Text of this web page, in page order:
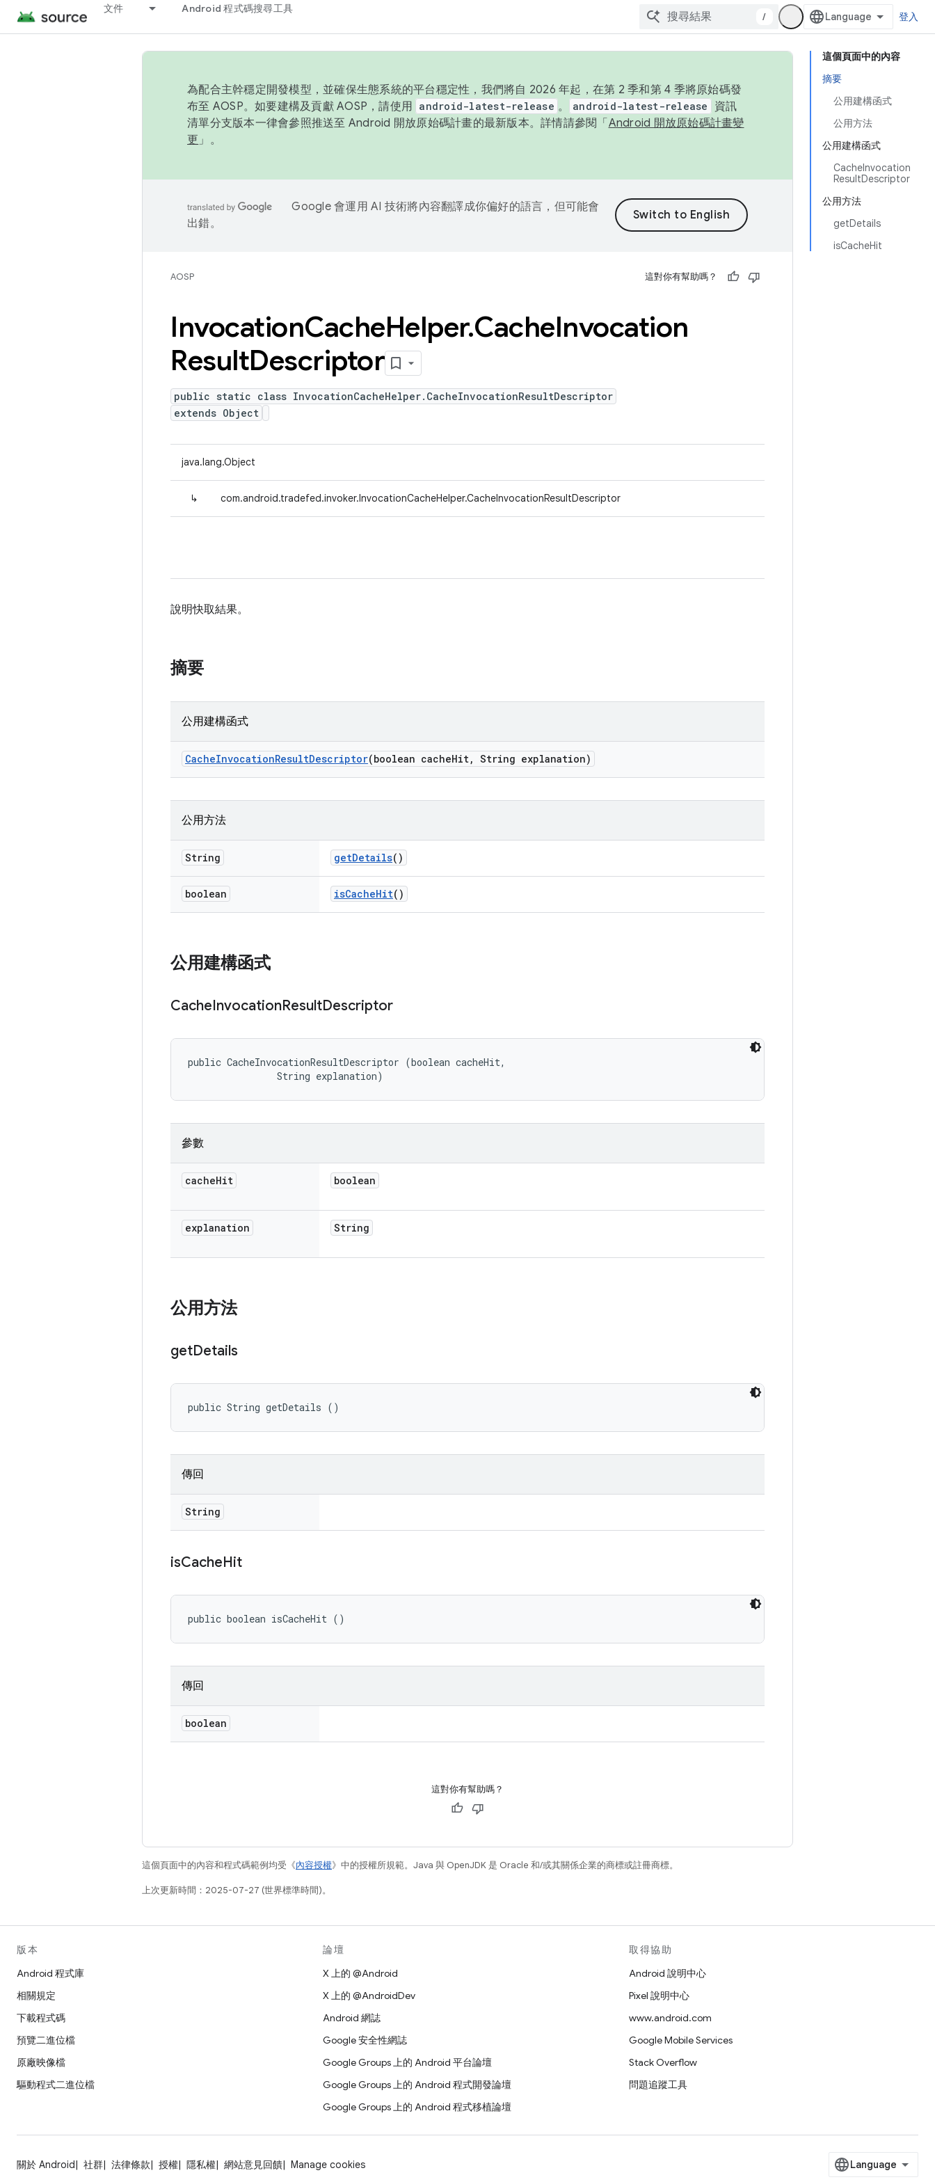
文件 Android 程式碼搜尋工具
/ 登入
這個頁面中的內容
摘要
公用建構函式
公用方法
公用建構函式
CacheInvocation
ResultDescriptor
公用方法
getDetails
isCacheHit
為配合主幹穩定開發模型，並確保生態系統的平台穩定性，我們將自 2026 年起，在第 2 季和第 4 季將原始碼發
布至 AOSP。如要建構及貢獻 AOSP，請使用 android-latest-release 。 android-latest-release
資訊
清單分支版本一律會參照推送至 Android 開放原始碼計畫的最新版本。詳情請參閱「 Android 開放原始碼計畫變
更 」。
Google 會運用 AI 技術將內容翻譯成你偏好的語言，但可能會
出錯。
AOSP 這對你有幫助嗎？
InvocationCacheHelper.CacheInvocation
ResultDescriptor
public static class InvocationCacheHelper.CacheInvocationResultDescriptor
extends Object
java.lang.Object
↳ com.android.tradefed.invoker.InvocationCacheHelper.CacheInvocationResultDescriptor
說明快取結果。
摘要
公用建構函式
CacheInvocationResultDescriptor(boolean cacheHit, String explanation)
公用方法
String getDetails()
boolean isCacheHit()
公用建構函式
CacheInvocationResultDescriptor
public CacheInvocationResultDescriptor (boolean cacheHit,
                String explanation)
參數
cacheHit boolean
explanation String
公用方法
getDetails
public String getDetails ()
傳回
String
isCacheHit
public boolean isCacheHit ()
傳回
boolean
這對你有幫助嗎？
這個頁面中的內容和程式碼範例均受《內容授權》中的授權所規範。Java 與 OpenJDK 是 Oracle 和/或其關係企業的商標或註冊商標。
上次更新時間：2025-07-27 (世界標準時間)。
版本
Android 程式庫
相關規定
下載程式碼
預覽二進位檔
原廠映像檔
驅動程式二進位檔
論壇
X 上的 @Android
X 上的 @AndroidDev
Android 網誌
Google 安全性網誌
Google Groups 上的 Android 平台論壇
Google Groups 上的 Android 程式開發論壇
Google Groups 上的 Android 程式移植論壇
取得協助
Android 說明中心
Pixel 說明中心
www.android.com
Google Mobile Services
Stack Overflow
問題追蹤工具
關於 Android 社群 法律條款 授權 隱私權 網站意見回饋 Manage cookies